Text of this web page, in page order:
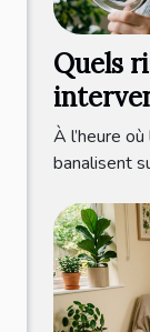
Quels
autour
À l’heure
banalisent